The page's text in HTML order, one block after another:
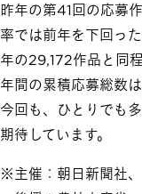
昨年の第41回の応募
率では前年を下回っ
年の29,172作品と同
年間の累積応募総数
今回も、ひとりでも
期待しています。
※主催：朝日新聞社